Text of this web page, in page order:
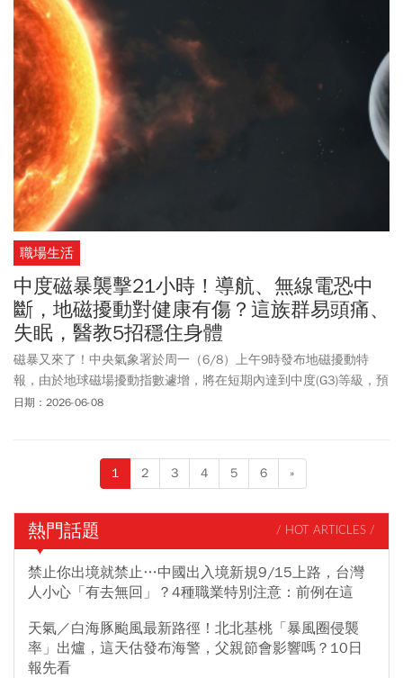
職場生活
中度磁暴襲擊21小時！導航、無線電恐中
斷，地磁擾動對健康有傷？這族群易頭痛、
失眠，醫教5招穩住身體
磁暴又來了！中央氣象署於周一（6/8）上午9時發布地磁擾動特
報，由於地球磁場擾動指數遽增，將在短期內達到中度(G3)等級，預
計將於台灣時間6月8日17時發生，並持續影響長達21小時。地磁擾
康？醫師提醒，磁暴可能會間接干擾人體的自律神經、心血管疾病
及睡眠。地磁擾動雖然是天文現象，不能阻止其發生，但可以透過
日期：2026-06-08
1 2 3 4 5 6 »
熱門話題 / HOT ARTICLES /
禁止你出境就禁止…中國出入境新規9/15上路，台灣
人小心「有去無回」？4種職業特別注意：前例在這
天氣／白海豚颱風最新路徑！北北基桃「暴風圈侵襲
率」出爐，這天估發布海警，父親節會影響嗎？10日
報先看